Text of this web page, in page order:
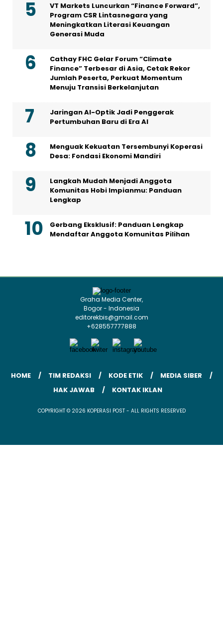
VT Markets Luncurkan “Finance Forward”,
Program CSR Lintasnegara yang
Meningkatkan Literasi Keuangan
Generasi Muda
Cathay FHC Gelar Forum “Climate
Finance” Terbesar di Asia, Cetak Rekor
Jumlah Peserta, Perkuat Momentum
Menuju Transisi Berkelanjutan
Jaringan AI-Optik Jadi Penggerak
Pertumbuhan Baru di Era AI
Menguak Kekuatan Tersembunyi Koperasi
Desa: Fondasi Ekonomi Mandiri
Langkah Mudah Menjadi Anggota
Komunitas Hobi Impianmu: Panduan
Lengkap
Gerbang Eksklusif: Panduan Lengkap
Mendaftar Anggota Komunitas Pilihan
Graha Media Center,
Bogor - Indonesia
editorekbis@gmail.com
+628557777888
HOME TIM REDAKSI KODE ETIK
MEDIA SIBER
HAK JAWAB
KONTAK IKLAN
COPYRIGHT © 2026 KOPERASI POST - ALL RIGHTS RESERVED